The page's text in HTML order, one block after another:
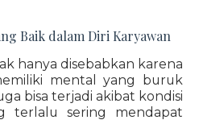
Baik dalam Diri Karyawan
hanya disebabkan karena
mental yang buruk
bisa terjadi akibat kondisi
terlalu sering mendapat